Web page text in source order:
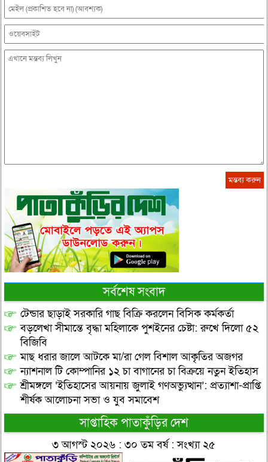
সর্বশেষ সংবাদ
টেন্ডার ছাড়াই সরকারি গাছ বিক্রি করলেন বিসিক কর্মকর্তা
বড়লেখা সীমান্তে বৃদ্ধা মহিলাকে পুশইনের চেষ্টা: রুখে দিলো ৫২
বিজিবি
মাছ ধরার জালে আটকে মা/রা গেল বিশাল আকৃতির অজগর
ন্যাশনাল টি কোম্পানির ১২ চা বাগানের চা বিক্রয়ে নতুন ইতিহাস
শ্রীমঙ্গলে ‘ইতিহাসের আয়নায় জুলাই গণঅভ্যুত্থান’: প্রত্যাশা-প্রাপ্তি
শীর্ষক আলোচনা সভা ও যুব সমাবেশ
সাপ্তাহিক পাতাকুঁড়ির দেশ
৩ আগস্ট ২০২৬ : ৩০ তম বর্ষ : সংখ্যা ২৫